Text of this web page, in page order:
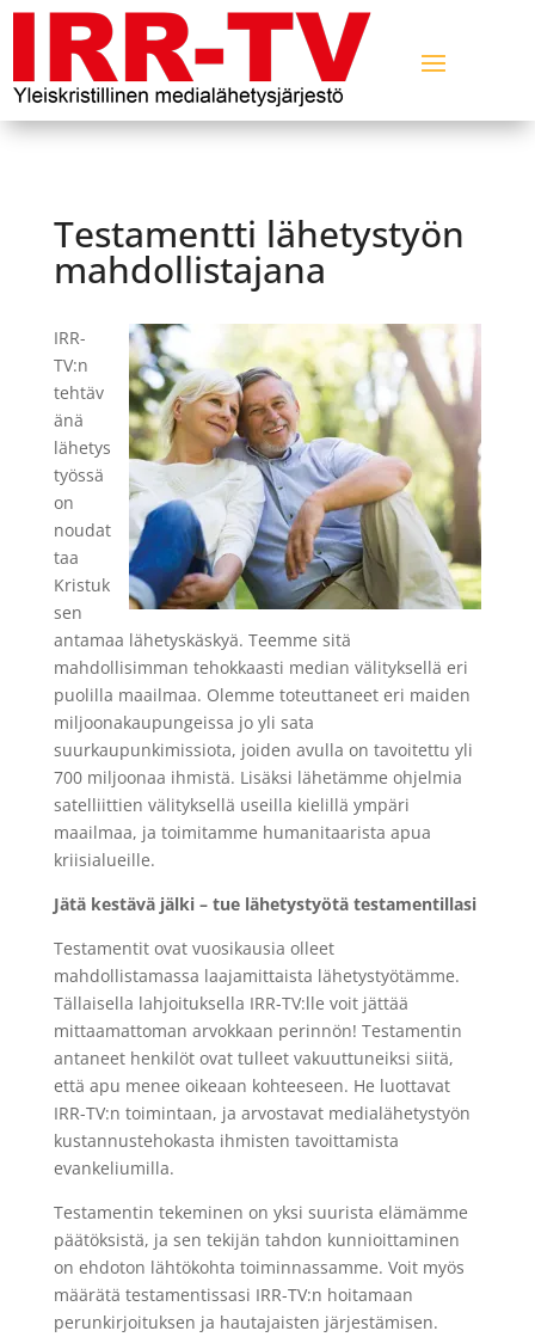
Testamentti lähetystyön
mahdollistajana
IRR-
TV:n
tehtäv
änä
lähetys
työssä
on
noudat
taa
Kristuk
sen
antamaa lähetyskäskyä. Teemme sitä
mahdollisimman tehokkaasti median välityksellä eri
puolilla maailmaa. Olemme toteuttaneet eri maiden
miljoonakaupungeissa jo yli sata
suurkaupunkimissiota, joiden avulla on tavoitettu yli
700 miljoonaa ihmistä. Lisäksi lähetämme ohjelmia
satelliittien välityksellä useilla kielillä ympäri
maailmaa, ja toimitamme humanitaarista apua
kriisialueille.
Jätä kestävä jälki – tue lähetystyötä testamentillasi
Testamentit ovat vuosikausia olleet
mahdollistamassa laajamittaista lähetystyötämme.
Tällaisella lahjoituksella IRR-TV:lle voit jättää
mittaamattoman arvokkaan perinnön! Testamentin
antaneet henkilöt ovat tulleet vakuuttuneiksi siitä,
että apu menee oikeaan kohteeseen. He luottavat
IRR-TV:n toimintaan, ja arvostavat medialähetystyön
kustannustehokasta ihmisten tavoittamista
evankeliumilla.
Testamentin tekeminen on yksi suurista elämämme
päätöksistä, ja sen tekijän tahdon kunnioittaminen
on ehdoton lähtökohta toiminnassamme. Voit myös
määrätä testamentissasi IRR-TV:n hoitamaan
perunkirjoituksen ja hautajaisten järjestämisen.